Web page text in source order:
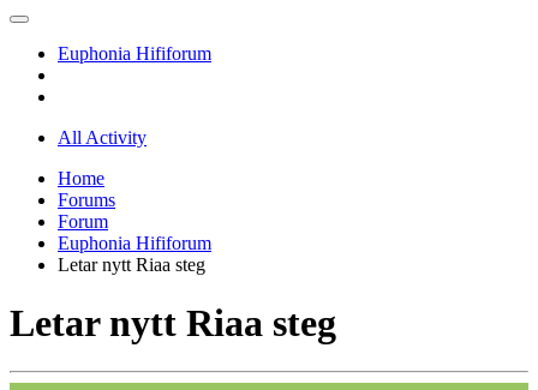
Euphonia Hififorum
All Activity
Home
Forums
Forum
Euphonia Hififorum
Letar nytt Riaa steg
Letar nytt Riaa steg